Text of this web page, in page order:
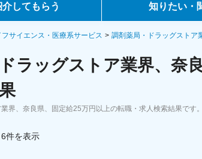
してもらう
ス
ントサービス
知りたい・
転職ノウハウ
データで見る転職
サイエンス・医療系サービス 調剤薬局・ドラッグストア
ラッグストア業界、奈
界、奈良県、固定給25万円以上の転職・求人検索結果です
件を表示